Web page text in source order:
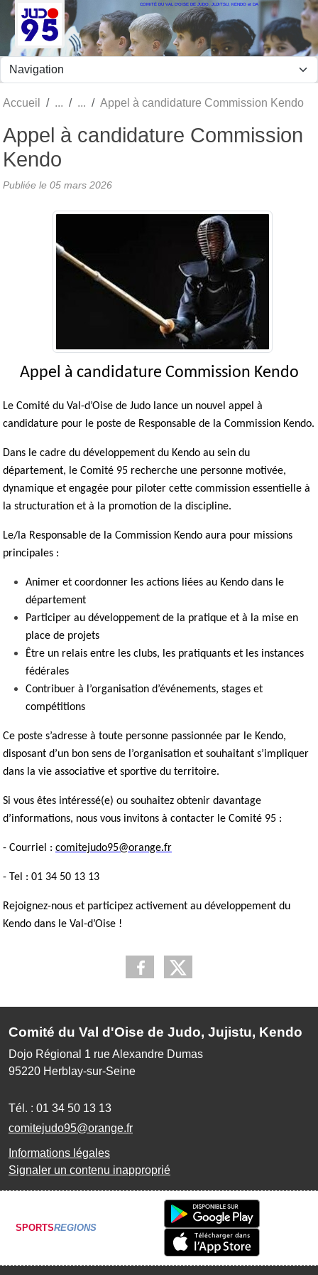
COMITÉ DU VAL D'OISE DE JUDO, JUJITSU, KENDO et DA
Accueil Appel à candidature Commission Kendo
Appel à candidature Commission
Kendo
Publiée le 05 mars 2026
Appel à candidature Commission Kendo
Le Comité du Val-d’Oise de Judo lance un nouvel appel à
candidature pour le poste de Responsable de la Commission Kendo.
Dans le cadre du développement du Kendo au sein du
département, le Comité 95 recherche une personne motivée,
dynamique et engagée pour piloter cette commission essentielle à
la structuration et à la promotion de la discipline.
Le/la Responsable de la Commission Kendo aura pour missions
principales :
Animer et coordonner les actions liées au Kendo dans le
département
Participer au développement de la pratique et à la mise en
place de projets
Être un relais entre les clubs, les pratiquants et les instances
fédérales
Contribuer à l’organisation d’événements, stages et
compétitions
Ce poste s’adresse à toute personne passionnée par le Kendo,
disposant d’un bon sens de l’organisation et souhaitant s’impliquer
dans la vie associative et sportive du territoire.
Si vous êtes intéressé(e) ou souhaitez obtenir davantage
d’informations, nous vous invitons à contacter le Comité 95 :
- Courriel : comitejudo95@orange.fr
- Tel : 01 34 50 13 13
Rejoignez-nous et participez activement au développement du
Kendo dans le Val-d’Oise !
Comité du Val d'Oise de Judo, Jujistu, Kendo
Dojo Régional 1 rue Alexandre Dumas
95220 Herblay-sur-Seine
Tél. : 01 34 50 13 13
comitejudo95@orange.fr
Informations légales
Signaler un contenu inapproprié
SPORTSREGIONS
Panneau de gestion des cookies